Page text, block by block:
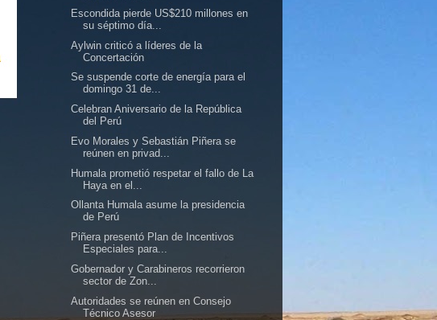
Escondida pierde US$210 millones en
su séptimo día...
Aylwin criticó a líderes de la
Concertación
Se suspende corte de energía para el
domingo 31 de...
Celebran Aniversario de la República
del Perú
Evo Morales y Sebastián Piñera se
reúnen en privad...
Humala prometió respetar el fallo de La
Haya en el...
Ollanta Humala asume la presidencia
de Perú
Piñera presentó Plan de Incentivos
Especiales para...
Gobernador y Carabineros recorrieron
sector de Zon...
Autoridades se reúnen en Consejo
Técnico Asesor